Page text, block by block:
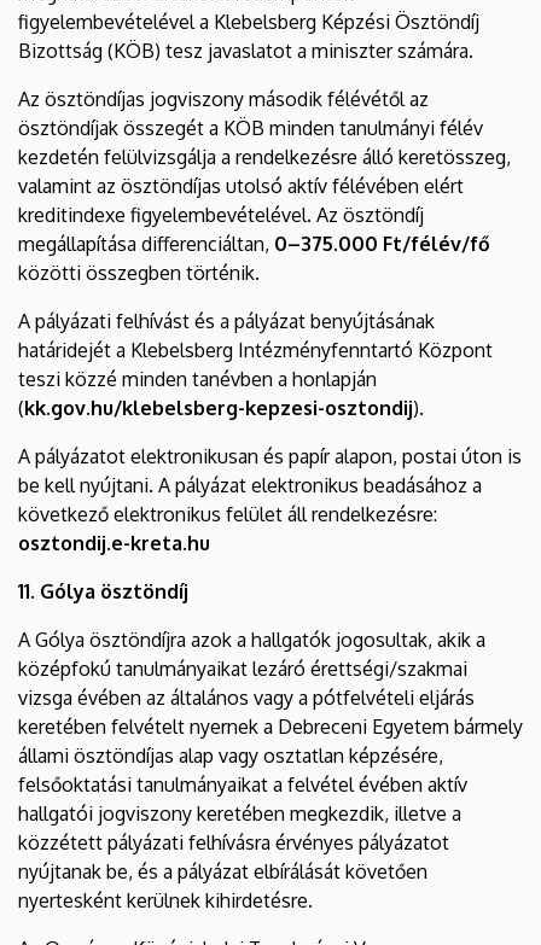
figyelembevételével a Klebelsberg Képzési Ösztöndíj
Bizottság (KÖB) tesz javaslatot a miniszter számára.
Az ösztöndíjas jogviszony második félévétől az
ösztöndíjak összegét a KÖB minden tanulmányi félév
kezdetén felülvizsgálja a rendelkezésre álló keretösszeg,
valamint az ösztöndíjas utolsó aktív félévében elért
kreditindexe figyelembevételével. Az ösztöndíj
megállapítása differenciáltan, 0–375.000 Ft/félév/fő
közötti összegben történik.
A pályázati felhívást és a pályázat benyújtásának
határidejét a Klebelsberg Intézményfenntartó Központ
teszi közzé minden tanévben a honlapján
(kk.gov.hu/klebelsberg-kepzesi-osztondij).
A pályázatot elektronikusan és papír alapon, postai úton is
be kell nyújtani. A pályázat elektronikus beadásához a
következő elektronikus felület áll rendelkezésre:
osztondij.e-kreta.hu
11. Gólya ösztöndíj
A Gólya ösztöndíjra azok a hallgatók jogosultak, akik a
középfokú tanulmányaikat lezáró érettségi/szakmai
vizsga évében az általános vagy a pótfelvételi eljárás
keretében felvételt nyernek a Debreceni Egyetem bármely
állami ösztöndíjas alap vagy osztatlan képzésére,
felsőoktatási tanulmányaikat a felvétel évében aktív
hallgatói jogviszony keretében megkezdik, illetve a
közzétett pályázati felhívásra érvényes pályázatot
nyújtanak be, és a pályázat elbírálását követően
nyertesként kerülnek kihirdetésre.